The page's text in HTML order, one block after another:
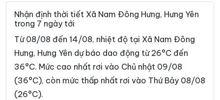
Xã Đoàn Đào Xã Đồng Bằng
Xã Đồng Châu
Xã Đông Quan Xã Đông Thái Ninh
Xã Đông Thụy Anh Xã Đông Tiền Hải
Xã Đông Tiên Hưng
Nhận định thời tiết Xã Nam Đông Hưng, Hưng Yên
trong 7 ngày tới
Từ 08/08 đến 14/08, nhiệt độ tại Xã Nam Đông
Hưng, Hưng Yên dự báo dao động từ 26°C đến
36°C. Mức cao nhất rơi vào Chủ nhật 09/08
(36°C), còn mức thấp nhất rơi vào Thứ Bảy 08/08
(26°C).